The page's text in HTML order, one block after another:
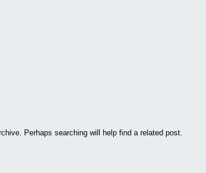
Perhaps searching will help find a related post.